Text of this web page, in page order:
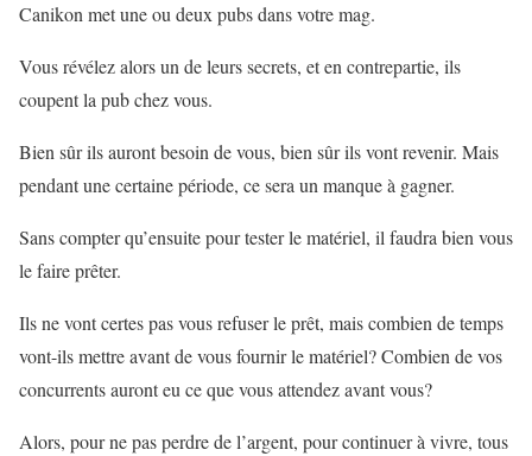
Canikon met une ou deux pubs dans votre mag.
Vous révélez alors un de leurs secrets, et en contrepartie, ils
coupent la pub chez vous.
Bien sûr ils auront besoin de vous, bien sûr ils vont revenir. Mais
pendant une certaine période, ce sera un manque à gagner.
Sans compter qu’ensuite pour tester le matériel, il faudra bien vous
le faire prêter.
Ils ne vont certes pas vous refuser le prêt, mais combien de temps
vont-ils mettre avant de vous fournir le matériel? Combien de vos
concurrents auront eu ce que vous attendez avant vous?
Alors, pour ne pas perdre de l’argent, pour continuer à vivre, tous